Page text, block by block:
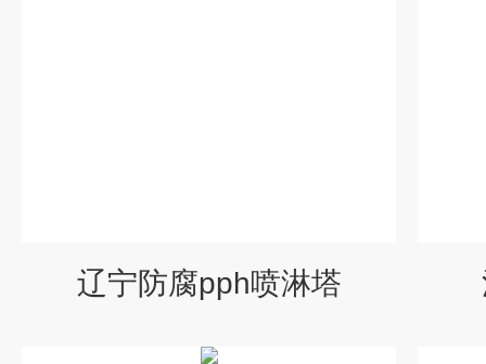
辽宁防腐pph喷淋塔